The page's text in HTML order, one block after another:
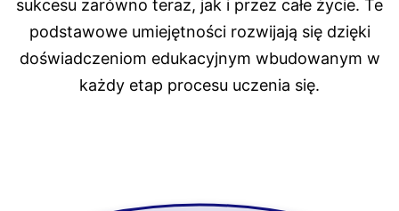
sukcesu zarówno teraz, jak i przez całe życie. Te
podstawowe umiejętności rozwijają się dzięki
doświadczeniom edukacyjnym wbudowanym w
każdy etap procesu uczenia się.